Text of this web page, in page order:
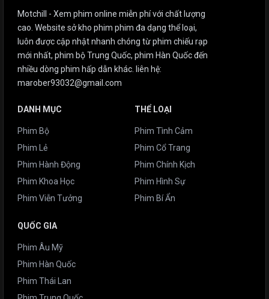
Motchill - Xem phim online miễn phí với chất lượng
cao. Website sở kho phim phim đa dạng thể loại,
luôn được cập nhật nhanh chóng từ phim chiếu rạp
mới nhất, phim bộ Trung Quốc, phim Hàn Quốc đến
nhiều dòng phim hấp dẫn khác. liên hệ:
marober93032@gmail.com
DANH MỤC
Phim Bộ
Phim Lẻ
Phim Hành Động
Phim Khoa Học
Phim Viễn Tưởng
THỂ LOẠI
Phim Tình Cảm
Phim Cổ Trang
Phim Chính Kịch
Phim Hình Sự
Phim Bí Ẩn
QUỐC GIA
Phim Âu Mỹ
Phim Hàn Quốc
Phim Thái Lan